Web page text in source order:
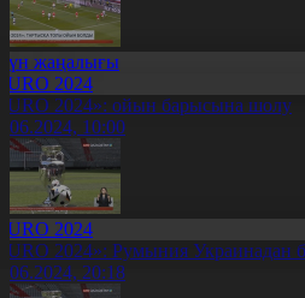
жаңалығы
2024
2024»: ойын барысына шолу
10:00
2024
2024»: Румыния Украинадан
20:18